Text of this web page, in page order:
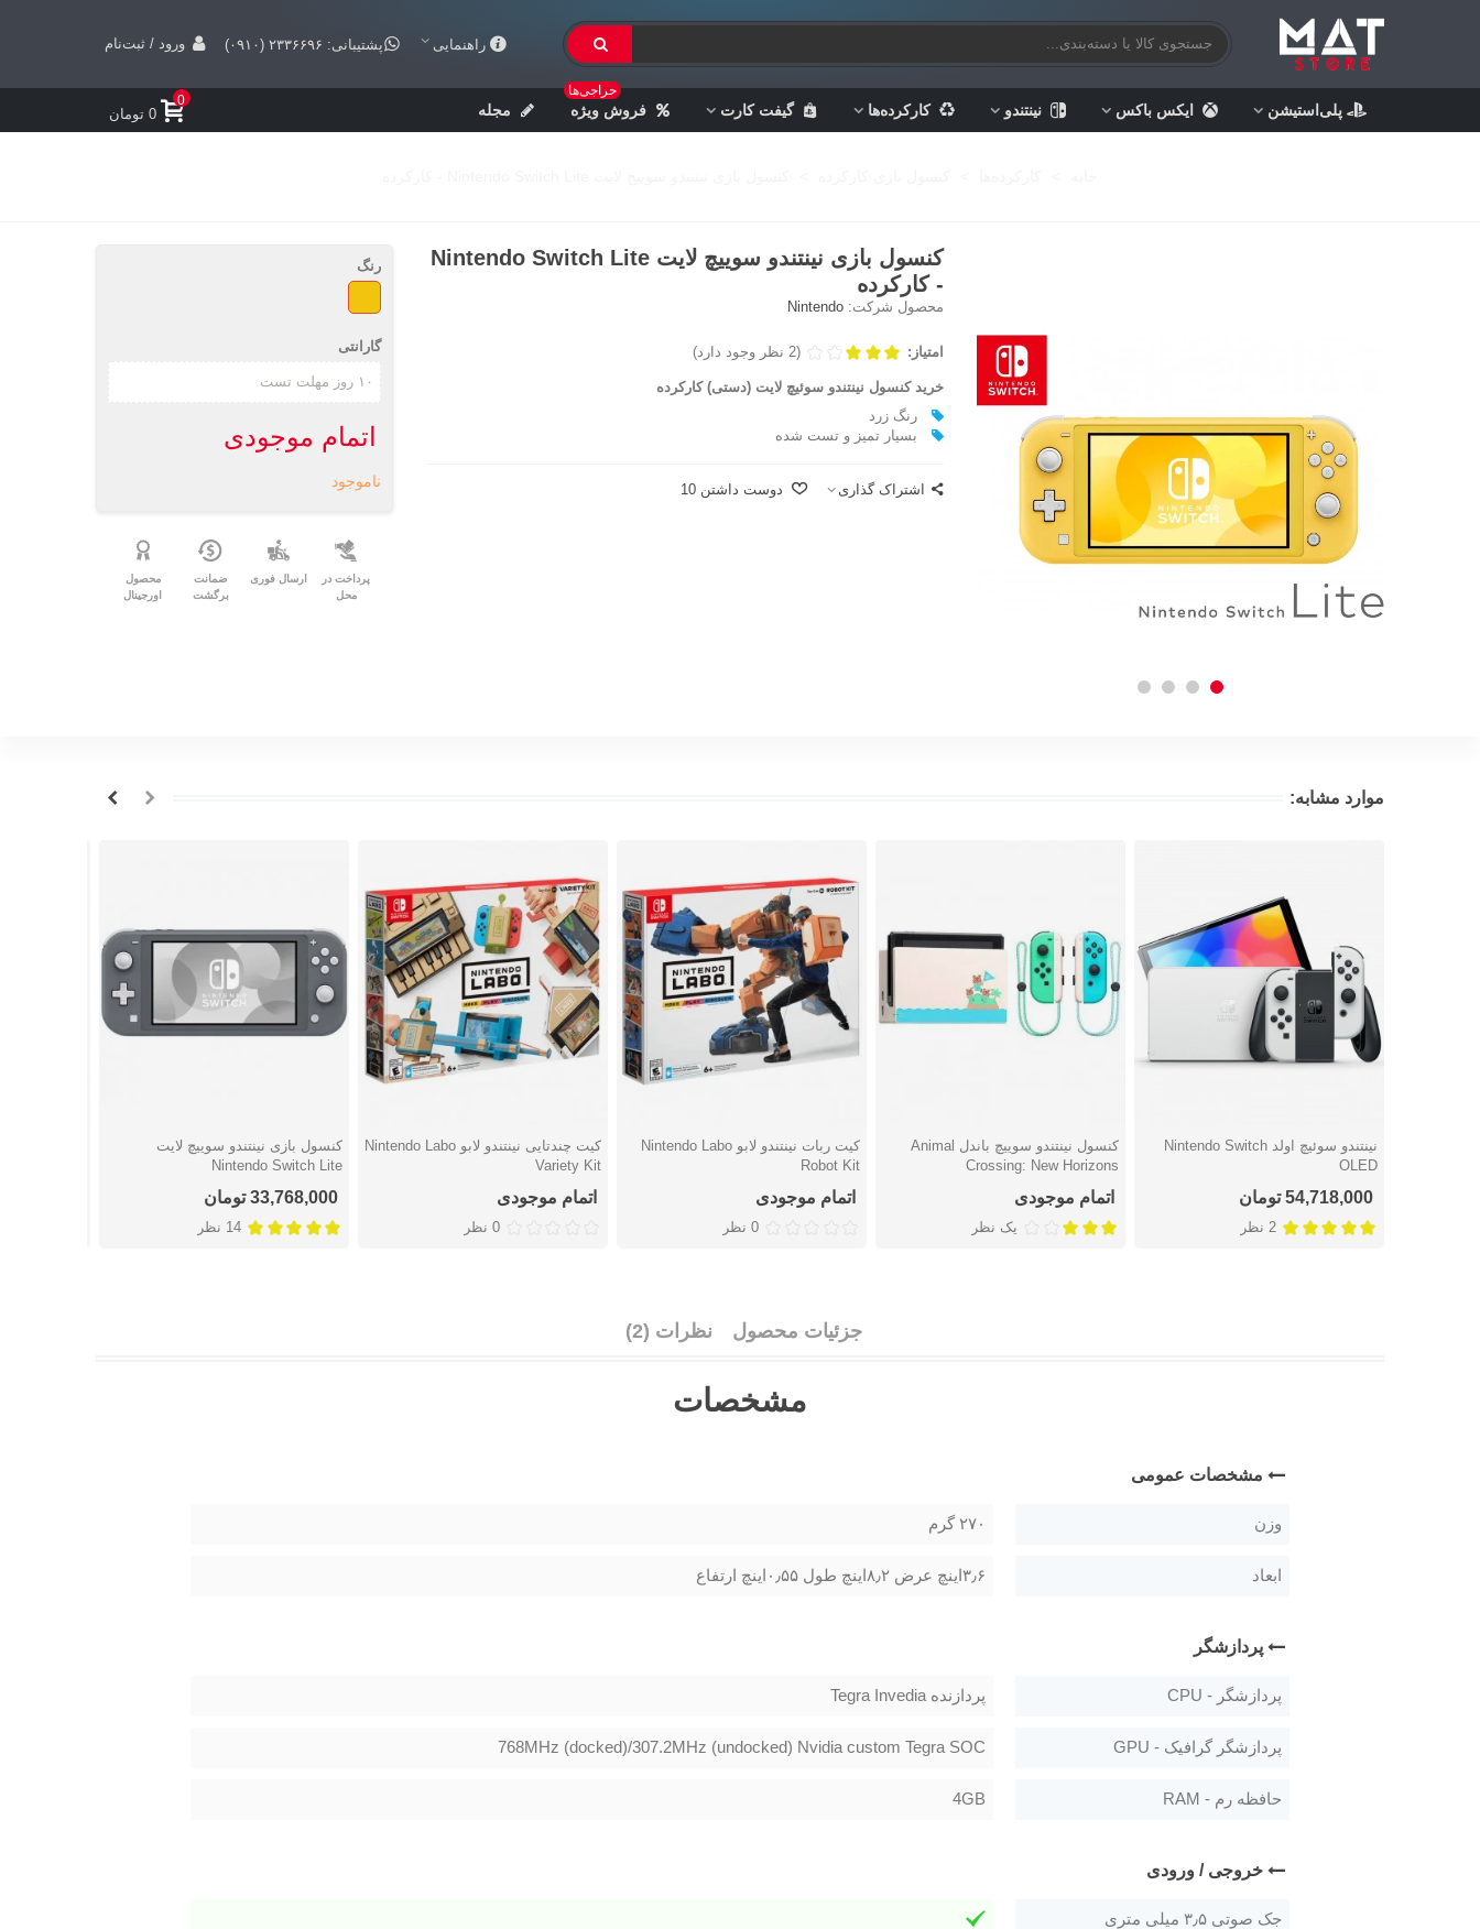
راهنمایی پشتیبانی: ۲۳۳۶۶۹۶ (۰۹۱۰) ورود / ثبت‌نام
پلی‌استیشن ایکس باکس نینتندو کارکرده‌ها گیفت کارت فروش ویژه
حراجی‌ها
مجله
0
0 تومان
کنسول بازی نینتندو سوییچ لایت Nintendo Switch Lite
- کارکرده
محصول شرکت: Nintendo
امتیاز: (2 نظر وجود دارد)
خرید کنسول نینتندو سوئیچ لایت (دستی) کارکرده
رنگ زرد
بسیار تمیز و تست شده
اشتراک گذاری دوست داشتن 10
رنگ
گارانتی
اتمام موجودی
ناموجود
پرداخت در
محل
ارسال فوری
ضمانت
برگشت
محصول
اورجینال
موارد مشابه:
دوست داشتننینتندو سوئيچ اولد Nintendo Switch
OLED
54,718,000 تومان
2 نظر
دوست داشتن
کنسول نینتندو سوییچ باندل Animal
Crossing: New Horizons
اتمام موجودی
یک نظر
دوست داشتنکیت ربات نینتندو لابو Nintendo Labo
Robot Kit
اتمام موجودی
0 نظر
دوست داشتن
کیت چندتایی نینتندو لابو Nintendo Labo
Variety Kit
اتمام موجودی
0 نظر
دوست داشتن
کنسول بازی نینتندو سوییچ لایت
Nintendo Switch Lite
33,768,000 تومان
14 نظر
جزئیات محصول نظرات (2)
مشخصات
مشخصات عمومی
وزن ۲۷۰ گرم
ابعاد ۳٫۶اینچ عرض ۸٫۲اینچ طول ۰٫۵۵اینچ ارتفاع
پردازشگر
پردازشگر - CPU پردازنده Tegra Invedia
پردازشگر گرافیک - GPU 768MHz (docked)/307.2MHz (undocked) Nvidia custom Tegra SOC
حافظه رم - RAM 4GB
خروجی / ورودی
جک صوتی ۳٫۵ میلی متری